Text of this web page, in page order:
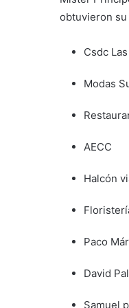
obtuvieron
Csdc
Modas
AECC
Halcón
Paco
David
Samuel